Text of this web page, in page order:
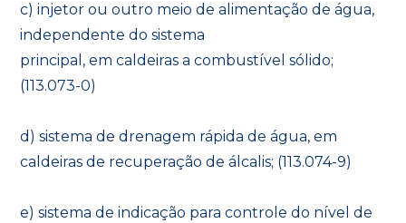
c) injetor ou outro meio de alimentação de água,
independente do sistema
principal, em caldeiras a combustível sólido;
(113.073-0)
d) sistema de drenagem rápida de água, em
caldeiras de recuperação de álcalis; (113.074-9)
e) sistema de indicação para controle do nível de